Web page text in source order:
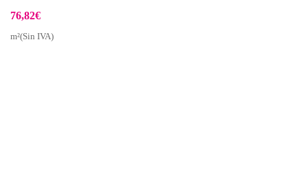
76,82€
m²(Sin IVA)